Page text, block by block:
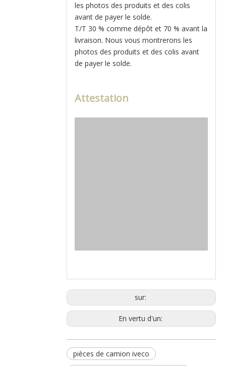
les photos des produits et des colis
avant de payer le solde.
T/T 30 % comme dépôt et 70 % avant la
livraison. Nous vous montrerons les
photos des produits et des colis avant
de payer le solde.
Attestation
sur:
En vertu d'un:
pièces de camion iveco